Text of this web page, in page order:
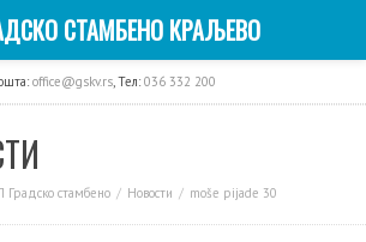
office@gskv.rs, Тел: 036 332 200
Градско стамбено Новости moše pijade 30
СТАМБЕНО КРАЉЕВО